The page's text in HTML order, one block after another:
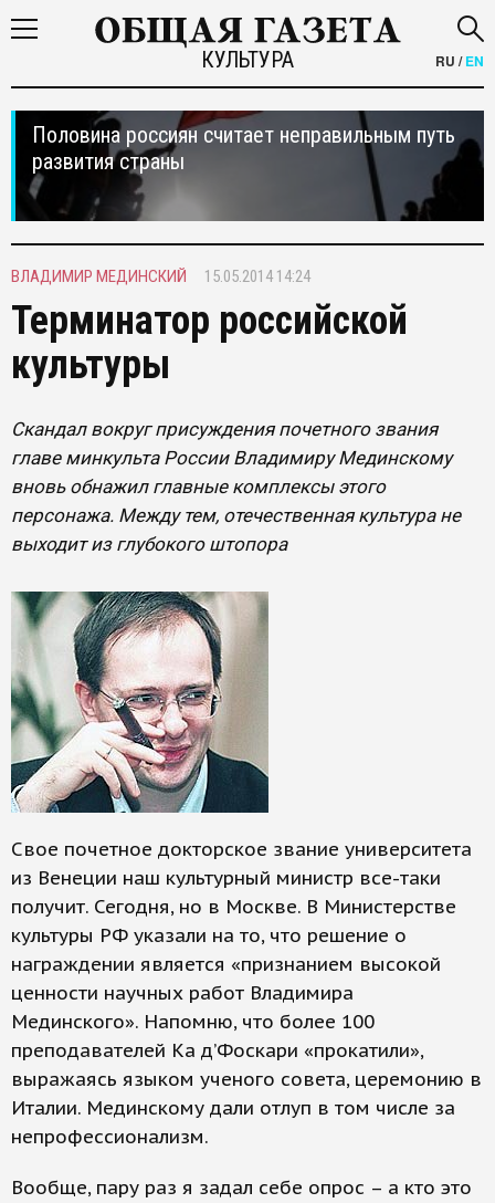
КУЛЬТУРА RU /EN
Половина россиян считает неправильным путь
развития страны
ВЛАДИМИР МЕДИНСКИЙ 15.05.2014 14:24
Терминатор российской
культуры
Скандал вокруг присуждения почетного звания
главе минкульта России Владимиру Мединскому
вновь обнажил главные комплексы этого
персонажа. Между тем, отечественная культура не
выходит из глубокого штопора
Свое почетное докторское звание университета
из Венеции наш культурный министр все-таки
получит. Сегодня, но в Москве. В Министерстве
культуры РФ указали на то, что решение о
награждении является «признанием высокой
ценности научных работ Владимира
Мединского». Напомню, что более 100
преподавателей Ка д’Фоскари «прокатили»,
выражаясь языком ученого совета, церемонию в
Италии. Мединскому дали отлуп в том числе за
непрофессионализм.
Вообще, пару раз я задал себе опрос – а кто это